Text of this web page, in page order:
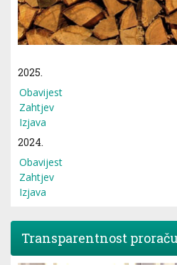
2025.
Obavijest
Zahtjev
Izjava
2024.
Obavijest
Zahtjev
Izjava
Transparentnost